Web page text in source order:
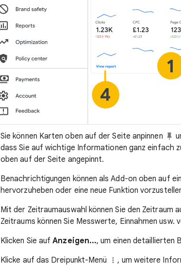
Sie können Karten oben auf der Seite anpinnen
dass Sie auf wichtige Informationen ganz einfach
oben auf der Seite angepinnt.
Benachrichtigungen können als Add-on oben auf
hervorzuheben oder eine neue Funktion
Mit der Zeitraumauswahl können Sie den Zeitraum
Zeitraums können Sie Messwerte, Einnahmen usw.
Klicken Sie aufAnzeigen..., um einen detaillierten
Klicke auf das Dreipunkt-Menü
, um weitere